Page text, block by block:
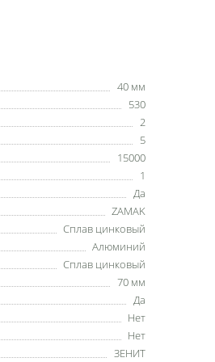
40 мм
530
2
5
15000
1
Да
ZAMAK
Сплав цинковый
Алюминий
Сплав цинковый
70 мм
Да
Нет
Нет
ЗЕНИТ